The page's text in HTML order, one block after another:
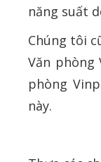
năng suất
Chúng tôi
Văn phòng
phòng
này.